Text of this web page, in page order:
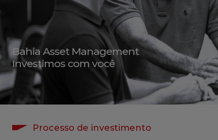
Bahia Asset Management
Investimos com você
Processo de investimento